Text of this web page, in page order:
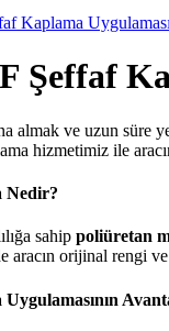
Kaplama Uygulaması
Şeffaf
almak ve uzun süre
hizmetimiz ile
Nedir?
sahip poliüretan
aracın orijinal rengi